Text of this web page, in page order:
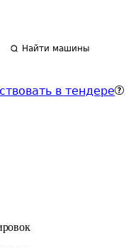
Найти машины
в тендере